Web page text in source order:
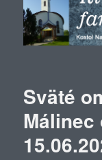
Sväté
Málinec